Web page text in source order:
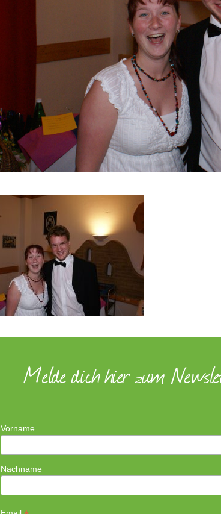
Melde dich hier zum
Vorname
Nachname